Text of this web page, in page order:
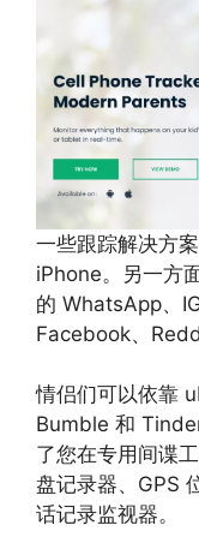
一些跟踪解决方
iPhone。另一方
的 WhatsApp、
Facebook、
情侣们可以依靠
Bumble 和
了您在专用间谍
盘记录器、GPS
话记录监视器。